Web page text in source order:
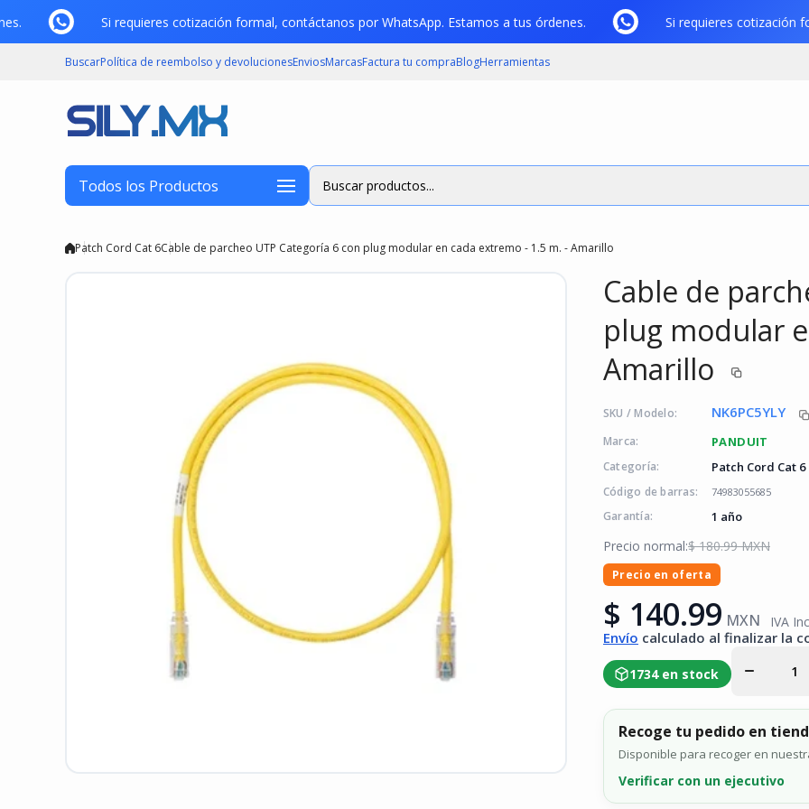
Saltar al contenido
Si requieres cotización formal, contáctanos por WhatsApp. Estamos a tus órdenes. Si requieres
BuscarPolítica de reembolso y devolucionesEnviosMarcasFactura tu compraBlogHerramientas
Todos los Productos Buscar productos...
Patch Cord Cat 6Cable de parcheo UTP Categoría 6 con plug modular en cada extremo - 1.5 m. - Amarillo
Cable de
plug modular
Amarillo
SKU / Modelo: NK6PC5YLY
Marca: PANDUIT
Categoría: Patch Cord Cat 6
Código de barras: 74983055685
Garantía: 1 año
Precio normal:$ 180.99 MXN
Precio en oferta
$ 140.99 MXN IVA
Envío calculado al finalizar la
Cable de
parcheo
extremo -
Amarillo
1734 en stock
Recoge tu pedido en
Disponible para recoger en
Verificar con un ejecutivo